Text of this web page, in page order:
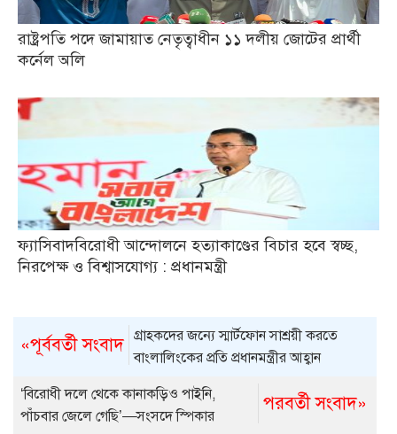
রাষ্ট্রপতি পদে জামায়াত নেতৃত্বাধীন ১১ দলীয় জোটের প্রার্থী
কর্নেল অলি
ফ্যাসিবাদবিরোধী আন্দোলনে হত্যাকাণ্ডের বিচার হবে স্বচ্ছ,
নিরপেক্ষ ও বিশ্বাসযোগ্য : প্রধানমন্ত্রী
«পূর্ববর্তী সংবাদ গ্রাহকদের জন্যে স্মার্টফোন সাশ্রয়ী করতে
বাংলালিংকের প্রতি প্রধানমন্ত্রীর আহ্বান
পরবর্তী সংবাদ»
‘বিরোধী দলে থেকে কানাকড়িও পাইনি,
পাঁচবার জেলে গেছি’—সংসদে স্পিকার